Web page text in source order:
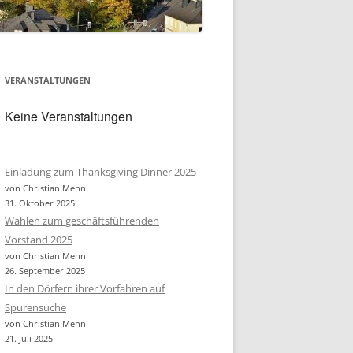
VERANSTALTUNGEN
Keine Veranstaltungen
Einladung zum Thanksgiving Dinner 2025
von Christian Menn
31. Oktober 2025
Wahlen zum geschäftsführenden
Vorstand 2025
von Christian Menn
26. September 2025
In den Dörfern ihrer Vorfahren auf
Spurensuche
von Christian Menn
21. Juli 2025